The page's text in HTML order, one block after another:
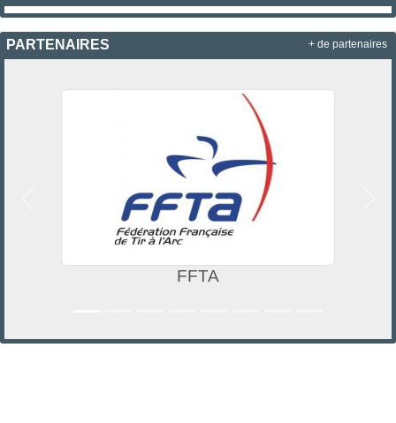
PARTENAIRES
FFTA
+ de partenaires